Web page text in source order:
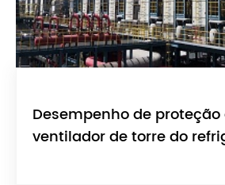
Desempenho de
ventilador de torre do